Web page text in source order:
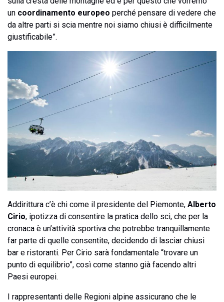
un coordinamento europeo perché pensare di vedere che
da altre parti si scia mentre noi siamo chiusi è difficilmente
giustificabile”.
Addirittura c’è chi come il presidente del Piemonte, Alberto
Cirio, ipotizza di consentire la pratica dello sci, che per la
cronaca è un’attività sportiva che potrebbe tranquillamente
far parte di quelle consentite, decidendo di lasciar chiusi
bar e ristoranti. Per Cirio sarà fondamentale “trovare un
punto di equilibrio”, così come stanno già facendo altri
Paesi europei.
I rappresentanti delle Regioni alpine assicurano che le